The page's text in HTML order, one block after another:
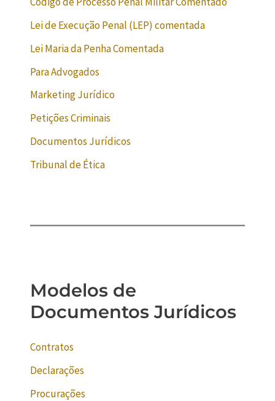
Lei de Execução Penal (LEP) comentada
Lei Maria da Penha Comentada
Para Advogados
Marketing Jurídico
Petições Criminais
Documentos Jurídicos
Tribunal de Ética
Modelos de
Documentos Jurídicos
Contratos
Declarações
Procurações